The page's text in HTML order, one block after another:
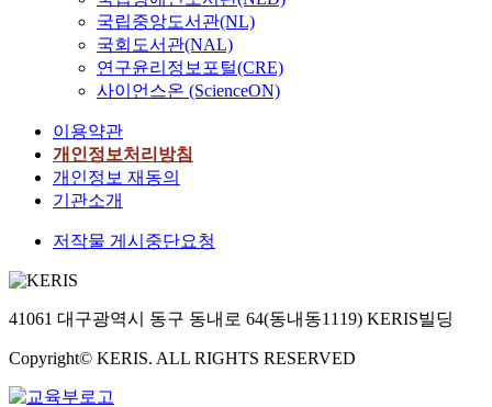
국립중앙도서관(NL)
국회도서관(NAL)
연구윤리정보포털(CRE)
사이언스온 (ScienceON)
이용약관
개인정보처리방침
개인정보 재동의
기관소개
저작물 게시중단요청
41061 대구광역시 동구 동내로 64(동내동1119) KERIS빌딩
Copyright© KERIS. ALL RIGHTS RESERVED